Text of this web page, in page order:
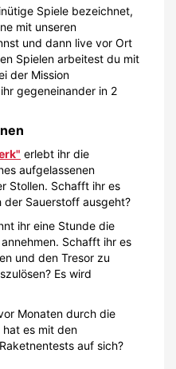
Spiele bezeichnet,
mit unseren
und dann live vor Ort
Spielen arbeitest du mit
der Mission
gegeneinander in 2
erlebt ihr die
aufgelassenen
Stollen. Schafft ihr es
Sauerstoff ausgeht?
ihr eine Stunde die
Schafft ihr es
und den Tresor zu
Es wird
Monaten durch die
hat es mit den
auf sich?